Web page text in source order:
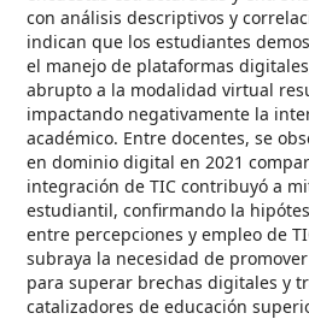
con análisis descriptivos y
indican que los estudiantes
el manejo de plataformas
abrupto a la modalidad virtual
impactando negativamente la
académico. Entre docentes, se
en dominio digital en 2021
integración de TIC contribuyó a
estudiantil, confirmando la
entre percepciones y empleo de
subraya la necesidad de
para superar brechas digitales y
catalizadores de educación